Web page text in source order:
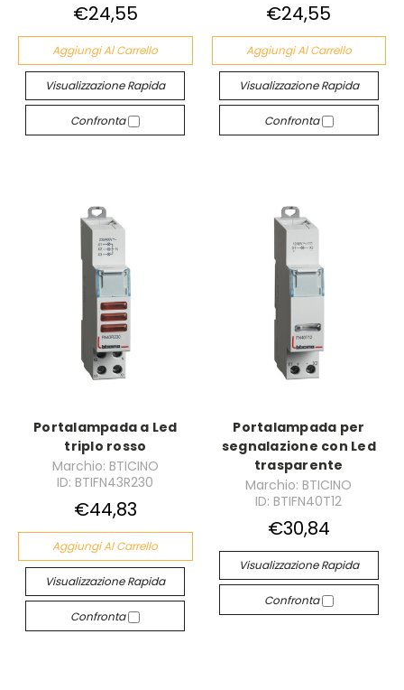
€24,55
Aggiungi Al Carrello
Visualizzazione Rapida
Confronta
€24,55
Aggiungi Al Carrello
Visualizzazione Rapida
Confronta
Portalampada a Led
triplo rosso
Marchio: BTICINO
ID: BTIFN43R230
€44,83
Aggiungi Al Carrello
Visualizzazione Rapida
Confronta
Portalampada per
segnalazione con Led
trasparente
Marchio: BTICINO
ID: BTIFN40T12
€30,84
Visualizzazione Rapida
Confronta